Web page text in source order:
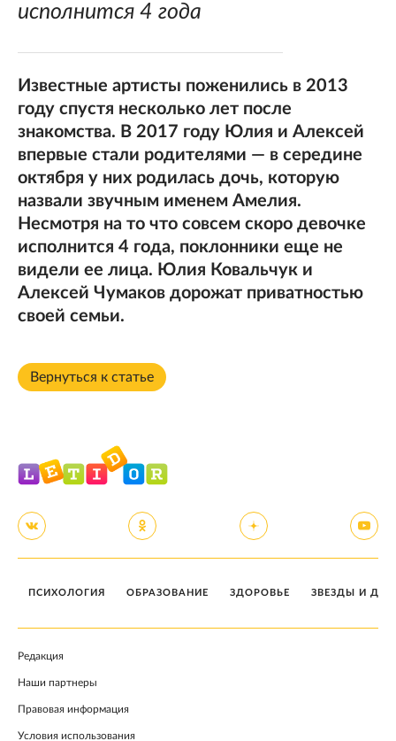
исполнится 4 года
Известные артисты поженились в 2013
году спустя несколько лет после
знакомства. В 2017 году Юлия и Алексей
впервые стали родителями — в середине
октября у них родилась дочь, которую
назвали звучным именем Амелия.
Несмотря на то что совсем скоро девочке
исполнится 4 года, поклонники еще не
видели ее лица. Юлия Ковальчук и
Алексей Чумаков дорожат приватностью
своей семьи.
Вернуться к статье
ПСИХОЛОГИЯ ОБРАЗОВАНИЕ ЗДОРОВЬЕ ЗВЕЗДЫ И
Редакция
Наши партнеры
Правовая информация
Условия использования